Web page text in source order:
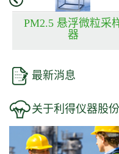
PM2.5 悬浮微粒采
器
最新消息
关于利得仪器股